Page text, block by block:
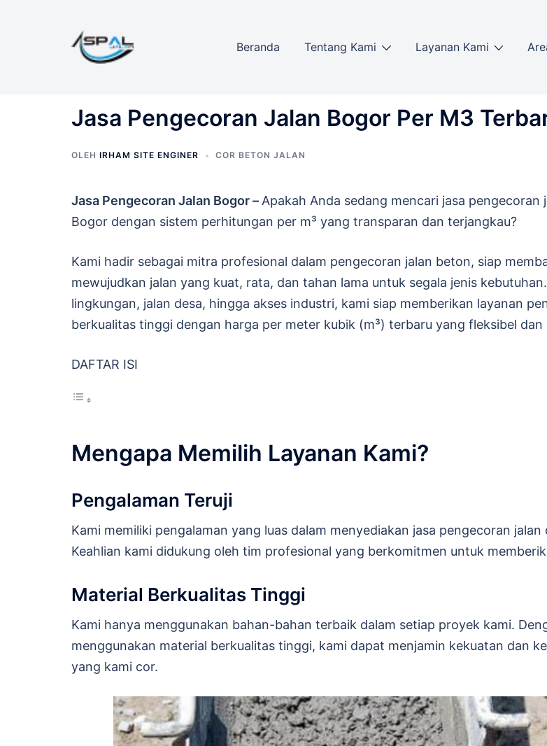
Beranda Tentang Kami Layanan Kami
Jasa Pengecoran Jalan Bogor Per M3
OLEH IRHAM SITE ENGINER COR BETON JALAN
Jasa Pengecoran Jalan Bogor – Apakah Anda sedang mencari jasa pengecoran
Bogor dengan sistem perhitungan per m³ yang transparan dan terjangkau?
Kami hadir sebagai mitra profesional dalam pengecoran jalan beton, siap
mewujudkan jalan yang kuat, rata, dan tahan lama untuk segala jenis
lingkungan, jalan desa, hingga akses industri, kami siap memberikan layanan
berkualitas tinggi dengan harga per meter kubik (m³) terbaru yang fleksibel
DAFTAR ISI
Mengapa Memilih Layanan Kami?
Pengalaman Teruji
Kami memiliki pengalaman yang luas dalam menyediakan jasa pengecoran jalan
Keahlian kami didukung oleh tim profesional yang berkomitmen untuk
Material Berkualitas Tinggi
Kami hanya menggunakan bahan-bahan terbaik dalam setiap proyek kami.
menggunakan material berkualitas tinggi, kami dapat menjamin kekuatan dan
yang kami cor.